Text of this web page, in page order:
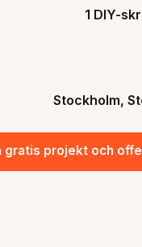
1 DIY-
Stockholm,
gratis projekt och